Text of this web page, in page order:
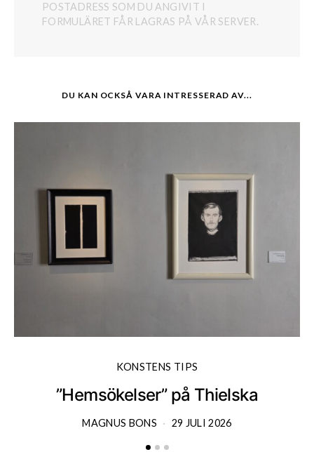
POSTADRESS SOM DU ANGIVIT I
FORMULÄRET FÅR LAGRAS PÅ VÅR SERVER.
DU KAN OCKSÅ VARA INTRESSERAD AV...
KONSTENS TIPS
”Hemsökelser” på Thielska
MAGNUS BONS 29 JULI 2026